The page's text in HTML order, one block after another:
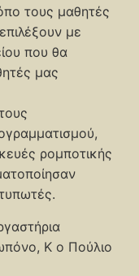
τους μαθητές
με
που θα
μας
ρομποτικής
Κ ο Πούλιο